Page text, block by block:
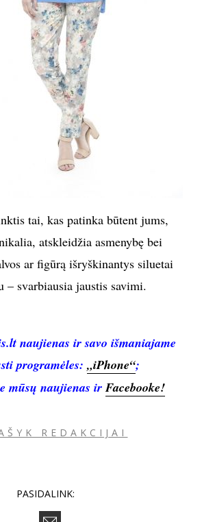
tai, kas patinka būtent jums,
atskleidžia asmenybę bei
ar figūrą išryškinantys siluetai
– svarbiausia jaustis savimi.
naujienas ir savo išmaniajame
programėles: „iPhone“;
mūsų naujienas irFacebooke!
REDAKCIJAI
PASIDALINK: